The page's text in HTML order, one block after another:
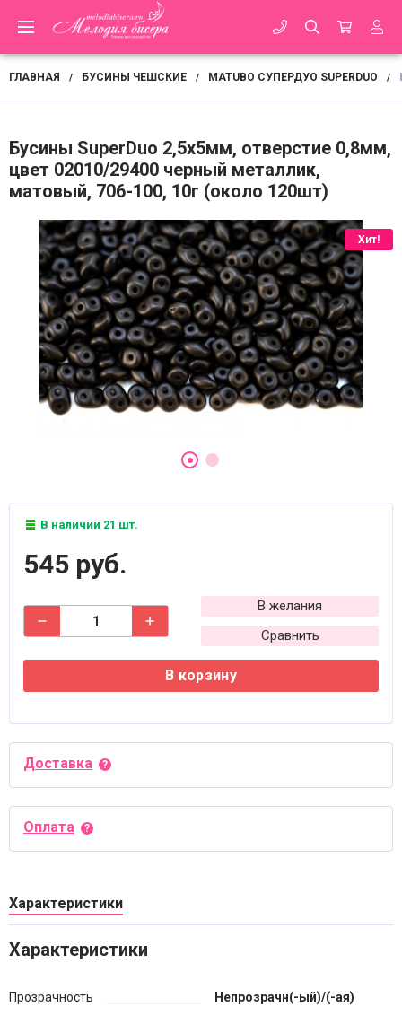
ГЛАВНАЯ / БУСИНЫ ЧЕШСКИЕ / MATUBO СУПЕРДУО SUPERDUO /
Бусины SuperDuo 2,5х5мм, отверстие 0,8мм,
цвет 02010/29400 черный металлик,
матовый, 706-100, 10г (около 120шт)
Хит!
В наличии 21 шт.
545 руб.
В желания
Сравнить
В корзину
Доставка
Оплата
Характеристики
Характеристики
Прозрачность Непрозрачн(-ый)/(-ая)